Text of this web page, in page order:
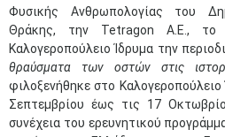
Φυσικής Ανθρωπολογίας του
Θράκης, την Tetragon A.E., το
Καλογεροπούλειο Ίδρυμα την
θραύσματα των οστών στις
φιλοξενήθηκε στο
Σεπτεμβρίου έως τις 17
συνέχεια του ερευνητικού